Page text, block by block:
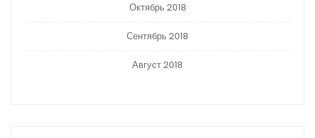
Октябрь 2018
Сентябрь 2018
Август 2018